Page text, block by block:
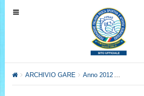
T
ARCHIVIO GARE Anno 2012